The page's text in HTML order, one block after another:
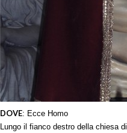
DOVE: Ecce Homo
Lungo il fianco destro della chiesa